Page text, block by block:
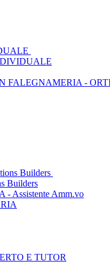
FALEGNAMERIA -
Builders
Builders
- Assistente Amm.vo
E TUTOR